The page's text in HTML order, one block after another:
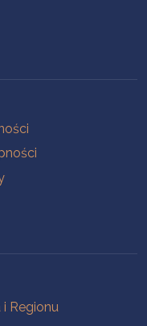
Regionu